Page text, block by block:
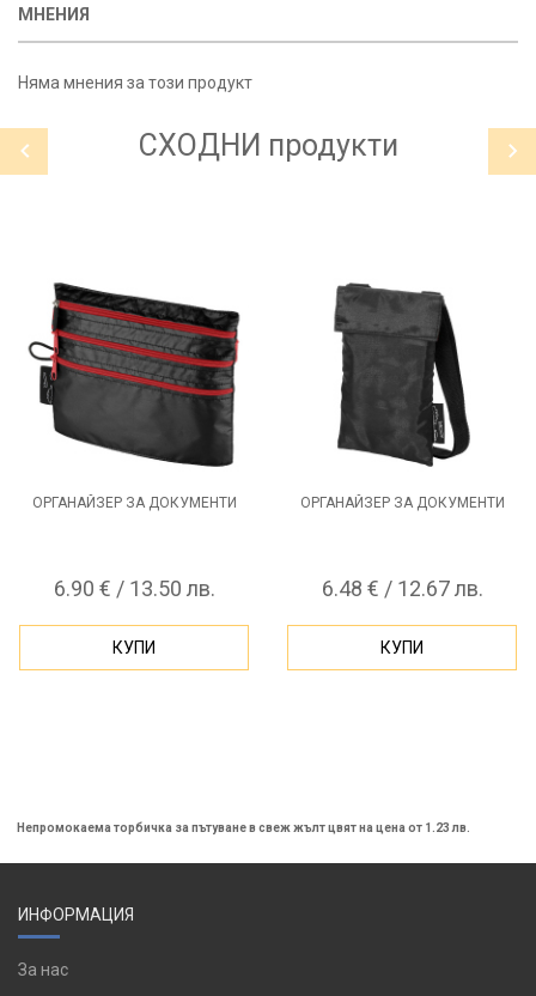
МНЕНИЯ
Няма мнения за този продукт
СХОДНИ продукти
ОРГАНАЙЗЕР ЗА ДОКУМЕНТИ
6.90 € / 13.50 лв.
КУПИ
ОРГАНАЙЗЕР ЗА ДОКУМЕНТИ
6.48 € / 12.67 лв.
КУПИ
Непромокаема торбичка за пътуване в свеж жълт цвят на цена от 1.23 лв.
ИНФОРМАЦИЯ
За нас